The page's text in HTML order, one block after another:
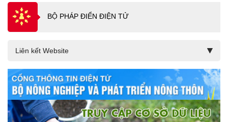
BỘ PHÁP ĐIỂN ĐIỆN TỬ